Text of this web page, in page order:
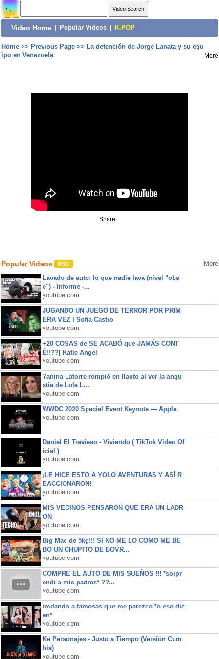
Video Home Popular Videos K-POP
Home>> Previous Page>> La detención de Jorge Lanata y su equ
ipo en Venezuela
More
Share:
Popular Videos More
Lavado de auto: lo que nadie lava (nivel "obs
e") - Informe -...
youtube.com
JUGANDO UN JUEGO DE TERROR POR PRIM
ERA VEZ l Sofia Castro
youtube.com
+20 COSAS de SE ACABÓ que JAMÁS CONT
É!!??| Katie Angel
youtube.com
Yanina Latorre rompió en llanto al ver la angu
stia de Lola L...
youtube.com
WWDC 2020 Special Event Keynote — Apple
youtube.com
Daniel El Travieso - Viviendo ( TikTok Video Of
icial )
youtube.com
¡LE HICE ESTO A YOLO AVENTURAS Y ASÍ R
EACCIONARON!
youtube.com
MIS VECINOS PENSARON QUE ERA UN LADR
ON
youtube.com
Big Mac de 5kg!!! SI NO ME LO COMO ME BE
BO UN CHUPITO DE BOVR...
youtube.com
COMPRE EL AUTO DE MIS SUEÑOS !!! *sorpr
endi a mis padres* ??...
youtube.com
imitando a famosas que me parezco *o eso dic
en*
youtube.com
Ke Personajes - Justo a Tiempo (Versión Cum
bia)
youtube.com